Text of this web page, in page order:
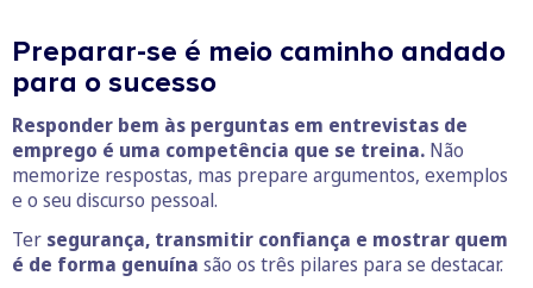
Preparar-se é meio caminho andado
para o sucesso
Responder bem às perguntas em entrevistas de
emprego é uma competência que se treina. Não
memorize respostas, mas prepare argumentos, exemplos
e o seu discurso pessoal.
Ter segurança, transmitir confiança e mostrar quem
é de forma genuína são os três pilares para se destacar.